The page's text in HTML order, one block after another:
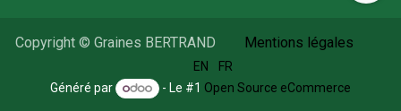
Copyright © Graines BERTRAND Mentions légales
EN
FR
Généré par
- Le #1 Open Source eCommerce